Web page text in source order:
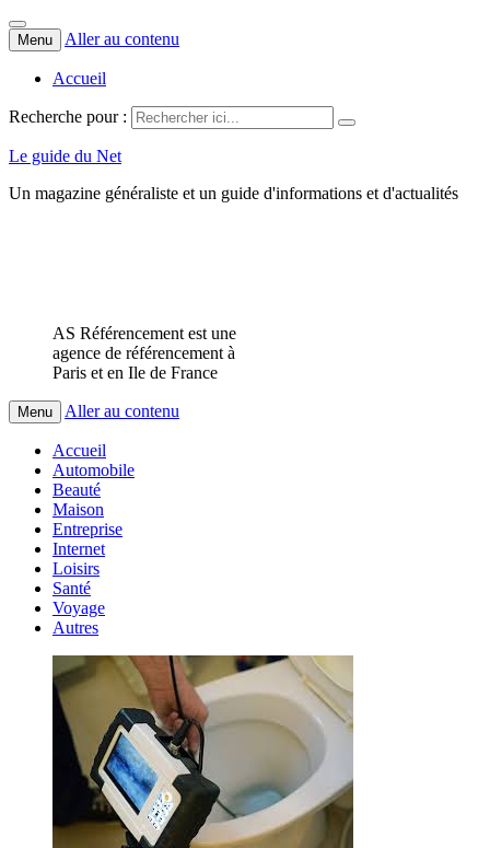
Menu Aller au contenu
Accueil
Recherche pour :
Le guide du Net
Un magazine généraliste et un guide d'informations et d'actualités
AS Référencement est une
agence de référencement à
Paris et en Ile de France
Menu Aller au contenu
Accueil
Automobile
Beauté
Maison
Entreprise
Internet
Loisirs
Santé
Voyage
Autres